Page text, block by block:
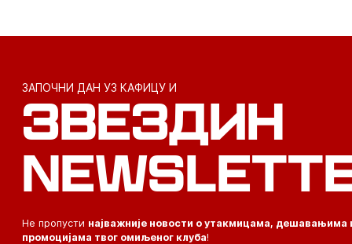
ЗАПОЧНИ ДАН УЗ КАФИЦУ И
ЗВЕЗДИН
Не пропусти најважније новости о утакмицама, дешавањима
промоцијама твог омиљеног клуба!